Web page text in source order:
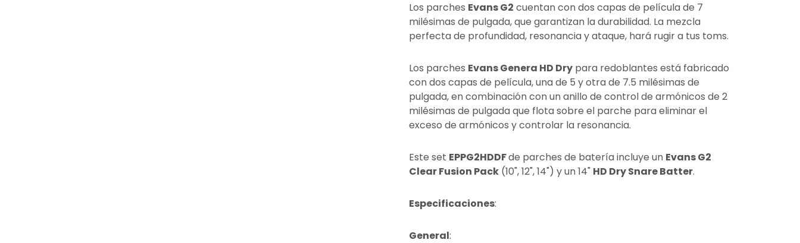
Los parches Evans G2 cuentan con dos capas de película de 7
milésimas de pulgada, que garantizan la durabilidad. La mezcla
perfecta de profundidad, resonancia y ataque, hará rugir a tus toms.
Los parches Evans Genera HD Dry para redoblantes está fabricado
con dos capas de película, una de 5 y otra de 7.5 milésimas de
pulgada, en combinación con un anillo de control de armónicos de 2
milésimas de pulgada que flota sobre el parche para eliminar el
exceso de armónicos y controlar la resonancia.
Este set EPPG2HDDFde parches de batería incluye un Evans G2
Clear Fusion Pack (10", 12", 14") y un 14" HD Dry Snare Batter.
Especificaciones:
General: